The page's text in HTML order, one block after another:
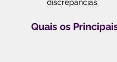
discrepâncias.
Quais os